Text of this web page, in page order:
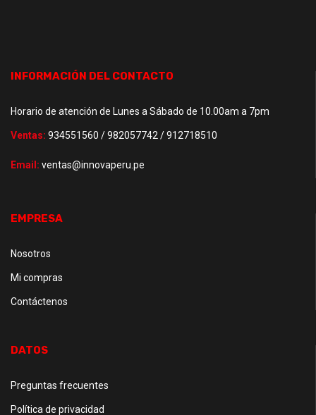
INFORMACIÓN DEL CONTACTO
Horario de atención de Lunes a Sábado de 10.00am a 7pm
Ventas: 934551560 / 982057742 / 912718510
Email: ventas@innovaperu.pe
EMPRESA
Nosotros
Mi compras
Contáctenos
DATOS
Preguntas frecuentes
Política de privacidad